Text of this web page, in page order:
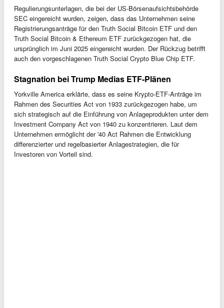
Regulierungsunterlagen, die bei der US-Börsenaufsichtsbehörde
SEC eingereicht wurden, zeigen, dass das Unternehmen seine
Registrierungsanträge für den Truth Social Bitcoin ETF und den
Truth Social Bitcoin & Ethereum ETF zurückgezogen hat, die
ursprünglich im Juni 2025 eingereicht wurden. Der Rückzug betrifft
auch den vorgeschlagenen Truth Social Crypto Blue Chip ETF.
Stagnation bei Trump Medias ETF-Plänen
Yorkville America erklärte, dass es seine Krypto-ETF-Anträge im
Rahmen des Securities Act von 1933 zurückgezogen habe, um
sich strategisch auf die Einführung von Anlageprodukten unter dem
Investment Company Act von 1940 zu konzentrieren. Laut dem
Unternehmen ermöglicht der '40 Act Rahmen die Entwicklung
differenzierter und regelbasierter Anlagestrategien, die für
Investoren von Vorteil sind.